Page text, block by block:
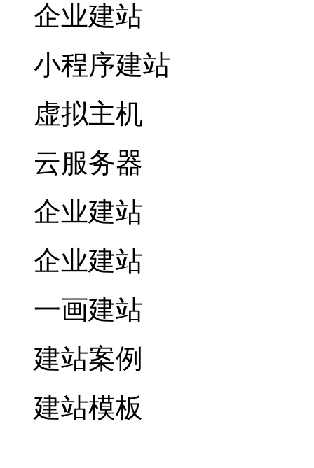
企业建站
小程序建站
虚拟主机
云服务器
企业建站
企业建站
一画建站
建站案例
建站模板